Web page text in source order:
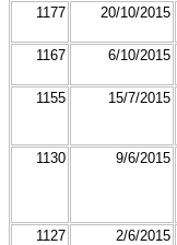
1177 20/10/2015
1167 6/10/2015
1155 15/7/2015
1130 9/6/2015
1127 2/6/2015